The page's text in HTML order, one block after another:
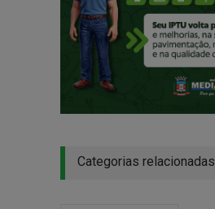
Categorias relacionadas